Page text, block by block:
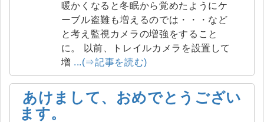
暖かくなると冬眠から覚めたようにケ
ーブル盗難も増えるのでは・・・など
と考え監視カメラの増強をすること
に。 以前、トレイルカメラを設置して
増 ...(⇒記事を読む)
あけまして、おめでとうござい
ます。